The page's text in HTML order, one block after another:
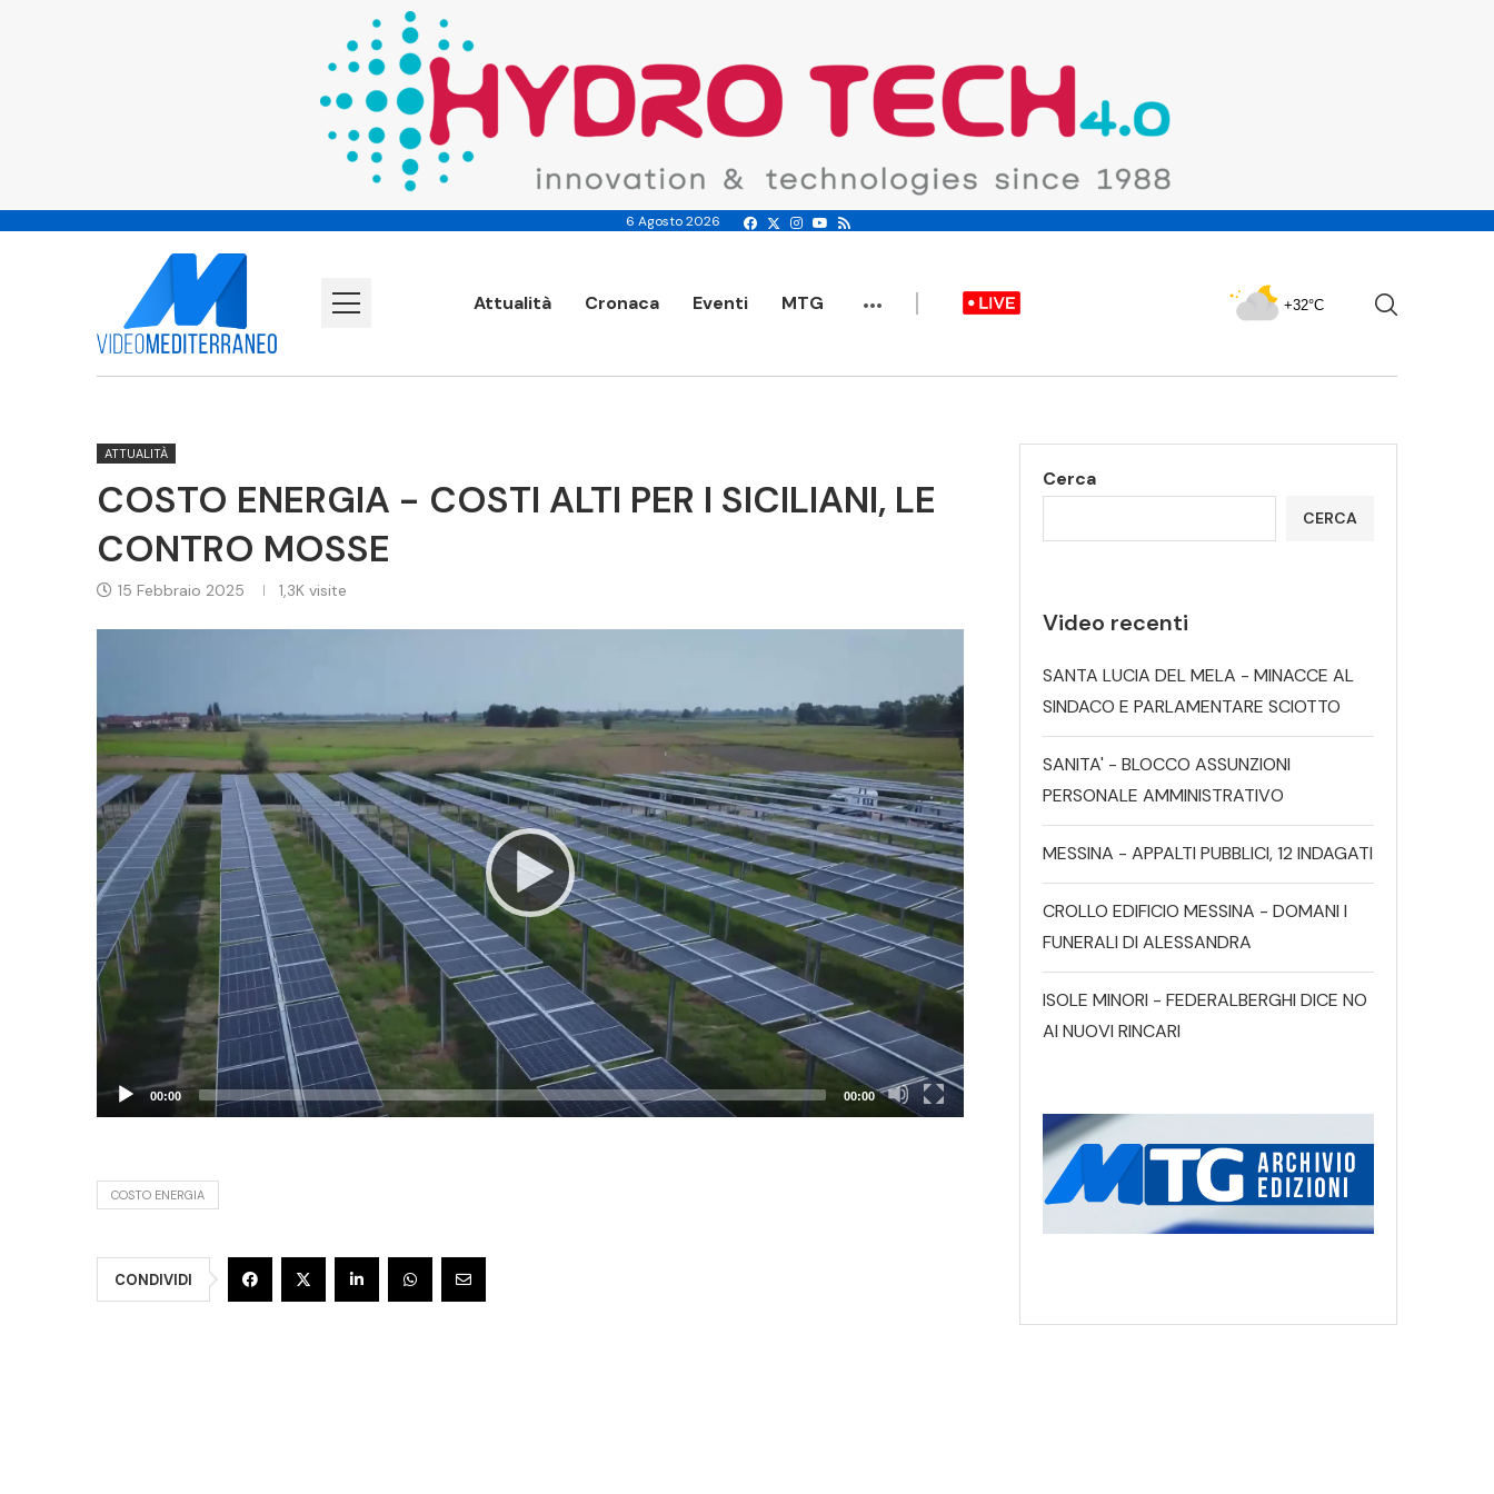
6 Agosto 2026
Attualità Cronaca Eventi MTG ... +32°C
ATTUALITÀ
COSTO ENERGIA - COSTI ALTI PER I SICILIANI, LE
CONTRO MOSSE
15 Febbraio 2025 1,3K visite
00:00 00:00
COSTO ENERGIA
CONDIVIDI
Cerca
CERCA
Video recenti
SANTA LUCIA DEL MELA - MINACCE AL
SINDACO E PARLAMENTARE SCIOTTO
SANITA' - BLOCCO ASSUNZIONI
PERSONALE AMMINISTRATIVO
MESSINA - APPALTI PUBBLICI, 12 INDAGATI
CROLLO EDIFICIO MESSINA - DOMANI I
FUNERALI DI ALESSANDRA
ISOLE MINORI - FEDERALBERGHI DICE NO
AI NUOVI RINCARI